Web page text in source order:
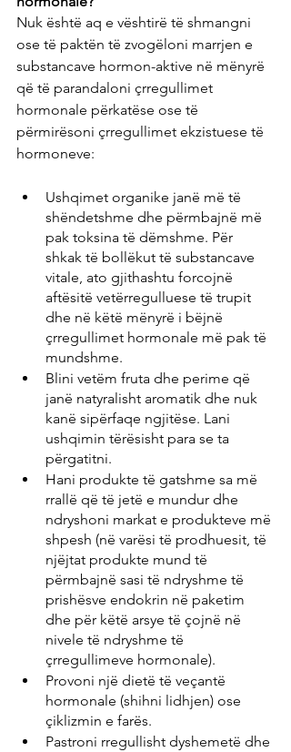
Nuk është aq e vështirë të shmangni
ose të paktën të zvogëloni marrjen e
substancave hormon-aktive në mënyrë
që të parandaloni çrregullimet
hormonale përkatëse ose të
përmirësoni çrregullimet ekzistuese të
hormoneve:
Ushqimet organike janë më të
shëndetshme dhe përmbajnë më
pak toksina të dëmshme. Për
shkak të bollëkut të substancave
vitale, ato gjithashtu forcojnë
aftësitë vetërregulluese të trupit
dhe në këtë mënyrë i bëjnë
çrregullimet hormonale më pak të
mundshme.
Blini vetëm fruta dhe perime që
janë natyralisht aromatik dhe nuk
kanë sipërfaqe ngjitëse. Lani
ushqimin tërësisht para se ta
përgatitni.
Hani produkte të gatshme sa më
rrallë që të jetë e mundur dhe
ndryshoni markat e produkteve më
shpesh (në varësi të prodhuesit, të
njëjtat produkte mund të
përmbajnë sasi të ndryshme të
prishësve endokrin në paketim
dhe për këtë arsye të çojnë në
nivele të ndryshme të
çrregullimeve hormonale).
Provoni një dietë të veçantë
hormonale (shihni lidhjen) ose
çiklizmin e farës.
Pastroni rregullisht dyshemetë dhe